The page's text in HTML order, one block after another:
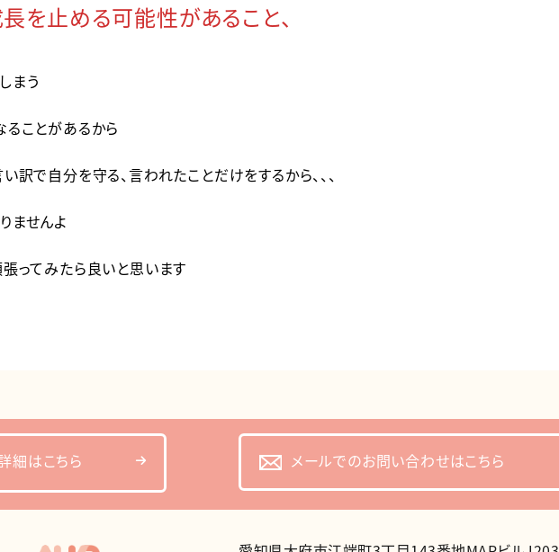
を止める可能性があること、
まう
ることがあるから
訳で自分を守る、言われたことだけをするから、、、
ませんよ
ってみたら良いと思います
細はこちら メールでのお問い合わせはこちら